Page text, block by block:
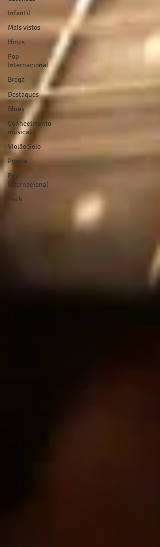
Infantil
Mais vistos
Hinos
Pop
Internacional
Brega
Destaques
Blues
Conhecimento
musical
Violão Solo
Poesia
Pop
Internacional
Rock